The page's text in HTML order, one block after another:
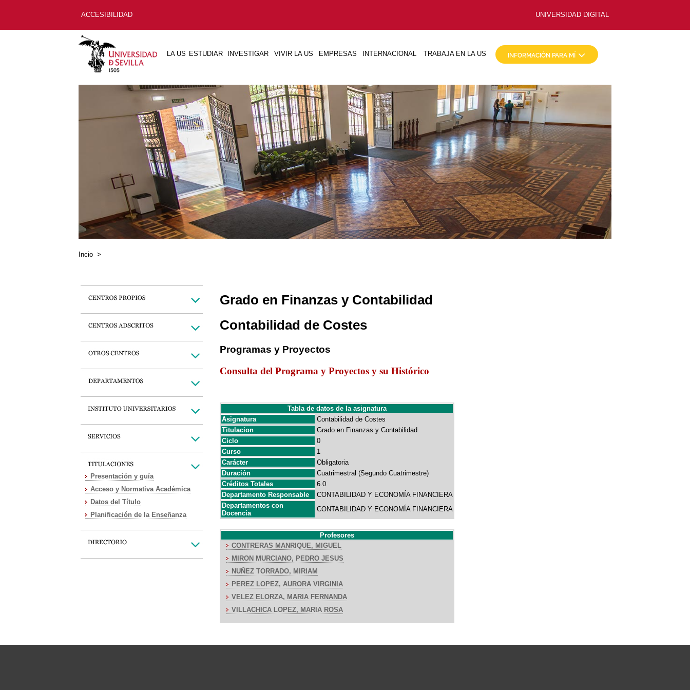
ACCESIBILIDAD UNIVERSIDAD DIGITAL
LA US ESTUDIAR INVESTIGAR VIVIR LA US EMPRESAS INTERNACIONAL TRABAJA EN LA US
Incio >
Presentación y guía
Acceso y Normativa Académica
Datos del Título
Planificación de la Enseñanza
Grado en Finanzas y Contabilidad
Contabilidad de Costes
Programas y Proyectos
Consulta del Programa y Proyectos y su Histórico
Tabla de datos de la asignatura
Asignatura
Contabilidad de Costes
Titulacion
Grado en Finanzas y Contabilidad
Ciclo
0
Curso
1
Carácter
Obligatoria
Duración
Cuatrimestral (Segundo Cuatrimestre)
Créditos Totales
6.0
Departamento Responsable
CONTABILIDAD Y ECONOMÍA FINANCIERA
Departamentos con
Docencia
CONTABILIDAD Y ECONOMÍA FINANCIERA
Profesores
CONTRERAS MANRIQUE, MIGUEL
MIRON MURCIANO, PEDRO JESUS
NUÑEZ TORRADO, MIRIAM
PEREZ LOPEZ, AURORA VIRGINIA
VELEZ ELORZA, MARIA FERNANDA
VILLACHICA LOPEZ, MARIA ROSA